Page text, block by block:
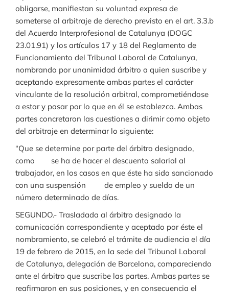
obligarse, manifiestan su voluntad expresa de
someterse al arbitraje de derecho previsto en el art. 3.3.b
del Acuerdo Interprofesional de Catalunya (DOGC
23.01.91) y los artículos 17 y 18 del Reglamento de
Funcionamiento del Tribunal Laboral de Catalunya,
nombrando por unanimidad árbitro a quien suscribe y
aceptando expresamente ambas partes el carácter
vinculante de la resolución arbitral, comprometiéndose
a estar y pasar por lo que en él se establezca. Ambas
partes concretaron las cuestiones a dirimir como objeto
del arbitraje en determinar lo siguiente:
“Que se determine por parte del árbitro designado,
como se ha de hacer el descuento salarial al
trabajador, en los casos en que éste ha sido sancionado
con una suspensión de empleo y sueldo de un
número determinado de días.
SEGUNDO.- Trasladada al árbitro designado la
comunicación correspondiente y aceptado por éste el
nombramiento, se celebró el trámite de audiencia el día
19 de febrero de 2015, en la sede del Tribunal Laboral
de Catalunya, delegación de Barcelona, compareciendo
ante el árbitro que suscribe las partes. Ambas partes se
reafirmaron en sus posiciones, y en consecuencia el